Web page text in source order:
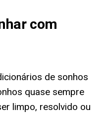
com
de sonhos
quase sempre
limpo, resolvido ou